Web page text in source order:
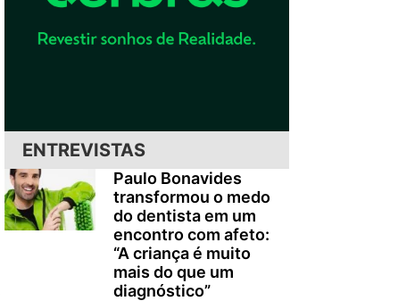
ENTREVISTAS
Paulo Bonavides
transformou o medo
do dentista em um
encontro com afeto:
“A criança é muito
mais do que um
diagnóstico”